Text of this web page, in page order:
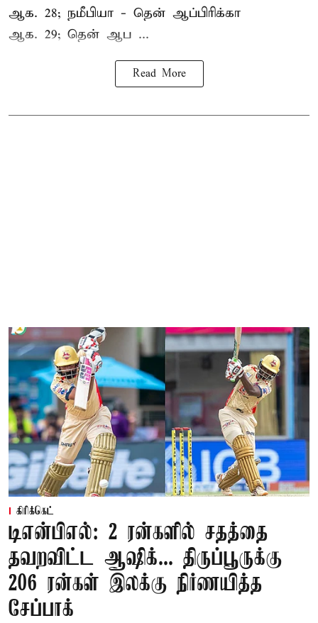
ஆக. 28; நமீபியா - தென் ஆப்பிரிக்கா
ஆக. 29; தென் ஆப ...
Read More
கிரிக்கெட்
டிஎன்பிஎல்: 2 ரன்களில் சதத்தை
தவறவிட்ட ஆஷிக்... திருப்பூருக்கு
206 ரன்கள் இலக்கு நிர்ணயித்த
சேப்பாக்